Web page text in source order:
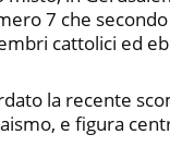
7 che
cattolici ed
la recente
e figura